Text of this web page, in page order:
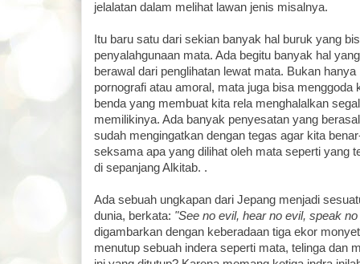
jelalatan dalam melihat lawan jenis misalnya.
Itu baru satu dari sekian banyak hal buruk yang
penyalahgunaan mata. Ada begitu banyak hal
berawal dari penglihatan lewat mata. Bukan
pornografi atau amoral, mata juga bisa menggoda
benda yang membuat kita rela menghalalkan
memilikinya. Ada banyak penyesatan yang
sudah mengingatkan dengan tegas agar kita
seksama apa yang dilihat oleh mata seperti yang
di sepanjang Alkitab. .
Ada sebuah ungkapan dari Jepang menjadi
dunia, berkata: "See no evil, hear no evil, speak
digambarkan dengan keberadaan tiga ekor
menutup sebuah indera seperti mata, telinga dan